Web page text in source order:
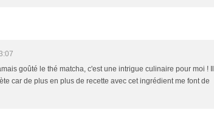
goûté le thé matcha, c'est une intrigue culinaire pour moi ! Il
car de plus en plus de recette avec cet ingrédient me font de